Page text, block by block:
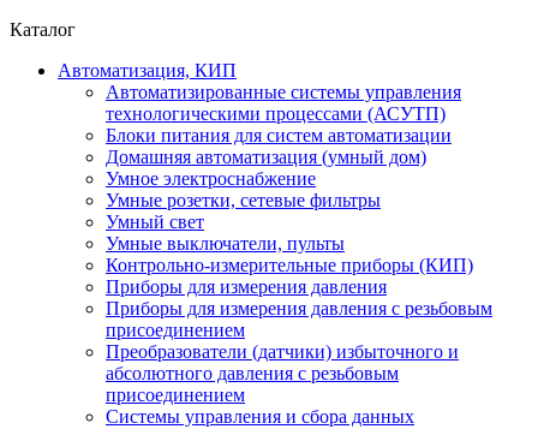
Каталог
Автоматизация, КИП
Автоматизированные системы управления
технологическими процессами (АСУТП)
Блоки питания для систем автоматизации
Домашняя автоматизация (умный дом)
Умное электроснабжение
Умные розетки, сетевые фильтры
Умный свет
Умные выключатели, пульты
Контрольно-измерительные приборы (КИП)
Приборы для измерения давления
Приборы для измерения давления с резьбовым
присоединением
Преобразователи (датчики) избыточного и
абсолютного давления с резьбовым
присоединением
Системы управления и сбора данных